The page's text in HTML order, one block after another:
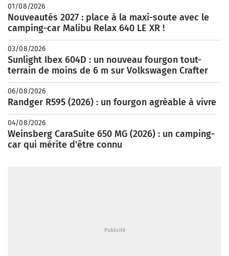
01/08/2026
Nouveautés 2027 : place à la maxi-soute avec le
camping-car Malibu Relax 640 LE XR !
03/08/2026
Sunlight Ibex 604D : un nouveau fourgon tout-
terrain de moins de 6 m sur Volkswagen Crafter
06/08/2026
Randger R595 (2026) : un fourgon agréable à vivre
04/08/2026
Weinsberg CaraSuite 650 MG (2026) : un camping-
car qui mérite d'être connu